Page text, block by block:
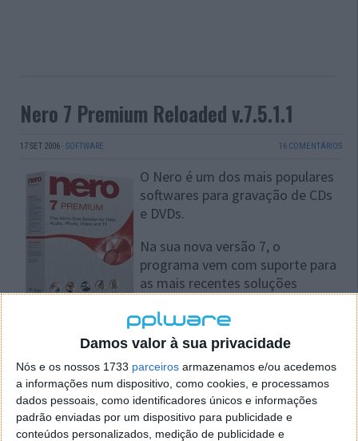
Damos valor à sua privacidade
Nós e os nossos 1733 parceiros armazenamos e/ou acedemos
a informações num dispositivo, como cookies, e processamos
dados pessoais, como identificadores únicos e informações
padrão enviadas por um dispositivo para publicidade e
conteúdos personalizados, medição de publicidade e
Nero 7 Premium Reloaded v.7.5.1.1
17 SET 2006 · SOFTWARE 16 COMENTÁRIOS
O Nero é um dos mais populares
softwares para gravação de CDs
e DVDs.
Na sua nova versão 7, o
programa vem com suporte para
as mais recentes soluções
além de diversas outras melhorias e novos recursos.
Nesta suite Nero 7 contém 18 aplicações dedicados
ao “home entertainment”, torna-se com esta nova
imagem um verdadeiro kit multimédia. Não é uma
aplicação gratuita, mas em condições de gravação
adversas, o seu poder vale o seu peso em ouro!